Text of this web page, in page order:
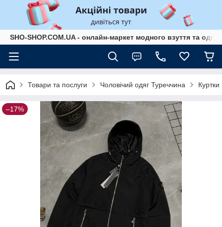
SHO-SHOP.COM.UA - онлайн-маркет модного взуття та
Товари та послуги Чоловічий одяг Туреччина
–17%